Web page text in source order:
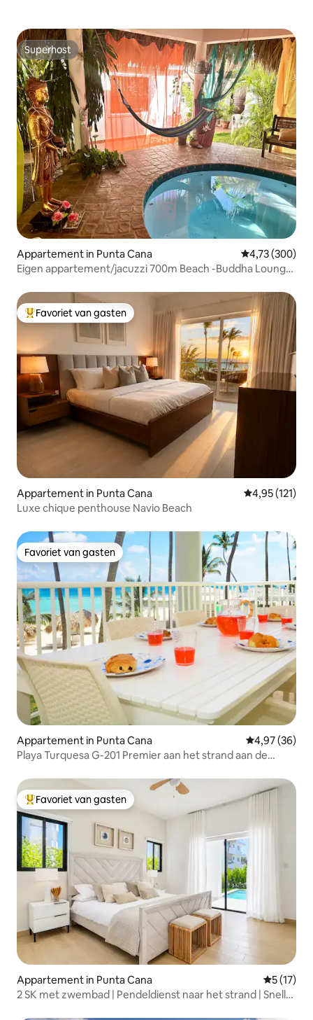
Superhost
Superhost
Appartement in Punta Cana Gemiddelde
4,73 (300)
Eigen appartement/jacuzzi 700m Beach -Buddha Lounge
Topfavoriet van gasten
Favoriet van gasten
Appartement in Punta Cana Gemiddelde
4,95 (121)
Luxe chique penthouse Navio Beach
Favoriet van gasten
Favoriet van gasten
Appartement in Punta Cana Gemiddelde
4,97 (36)
Playa Turquesa G-201 Premier aan het strand aan de
Topfavoriet van gasten
Favoriet van gasten
Appartement in Punta Cana
5 (17)
2 SK met zwembad | Pendeldienst naar het strand | Snelle